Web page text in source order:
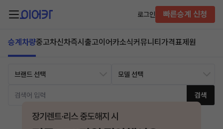
로그인 빠른승계 신청
승계차량중고차신차즉시출고이어카소식커뮤니티 가격표제원
검색